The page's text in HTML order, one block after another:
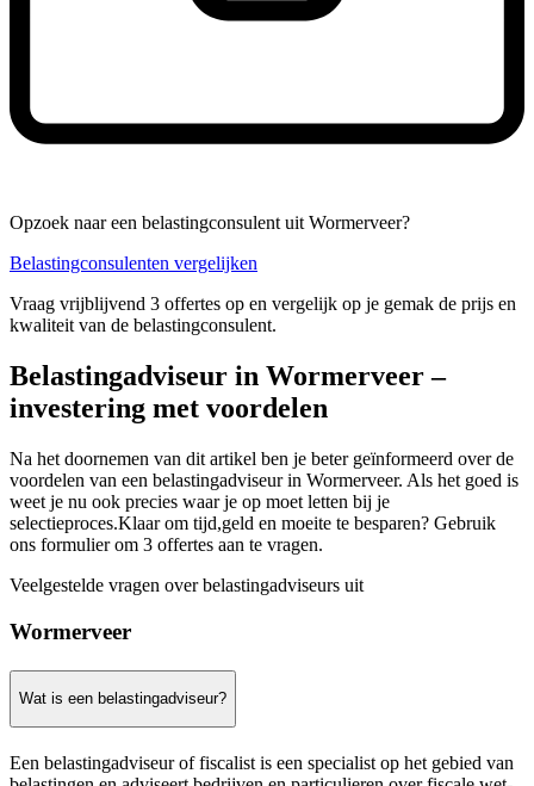
Opzoek naar een belastingconsulent uit Wormerveer?
Belastingconsulenten vergelijken
Vraag vrijblijvend 3 offertes op en vergelijk op je gemak de prijs en
kwaliteit van de belastingconsulent.
Belastingadviseur in Wormerveer –
investering met voordelen
Na het doornemen van dit artikel ben je beter geïnformeerd over de
voordelen van een belastingadviseur in Wormerveer. Als het goed is
weet je nu ook precies waar je op moet letten bij je
selectieproces.Klaar om tijd,geld en moeite te besparen? Gebruik
ons formulier om 3 offertes aan te vragen.
Veelgestelde vragen over belastingadviseurs uit
Wormerveer
Wat is een belastingadviseur?
Een belastingadviseur of fiscalist is een specialist op het gebied van